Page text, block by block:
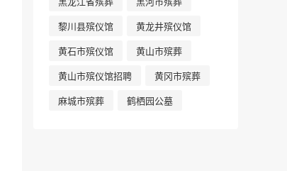
黎川县殡仪馆
黄龙井殡仪馆
黄石市殡仪馆
黄山市殡葬
黄山市殡仪馆招聘
黄冈市殡葬
麻城市殡葬
鹤栖园公墓